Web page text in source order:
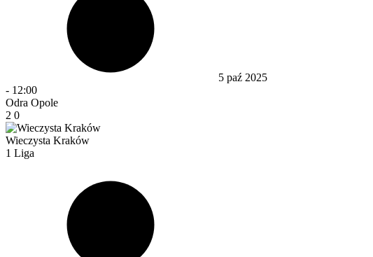
5 paź 2025
- 12:00
Odra Opole
2 0
Wieczysta Kraków
1 Liga